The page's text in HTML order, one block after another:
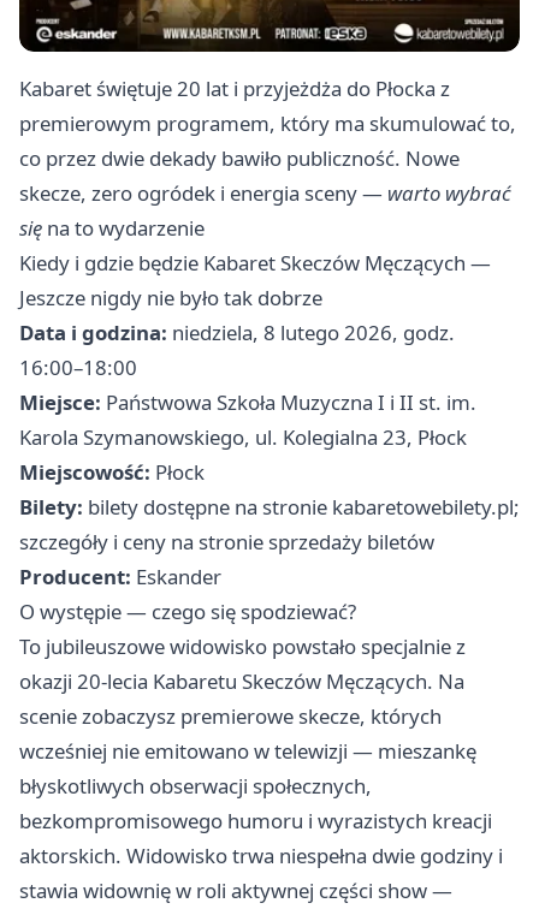
Kabaret świętuje 20 lat i przyjeżdża do Płocka z
premierowym programem, który ma skumulować to,
co przez dwie dekady bawiło publiczność. Nowe
skecze, zero ogródek i energia sceny — warto wybrać
się na to wydarzenie
Kiedy i gdzie będzie Kabaret Skeczów Męczących —
Jeszcze nigdy nie było tak dobrze
Data i godzina: niedziela, 8 lutego 2026, godz.
16:00–18:00
Miejsce: Państwowa Szkoła Muzyczna I i II st. im.
Karola Szymanowskiego, ul. Kolegialna 23, Płock
Miejscowość: Płock
Bilety: bilety dostępne na stronie kabaretowebilety.pl;
szczegóły i ceny na stronie sprzedaży biletów
Producent: Eskander
O występie — czego się spodziewać?
To jubileuszowe widowisko powstało specjalnie z
okazji 20-lecia Kabaretu Skeczów Męczących. Na
scenie zobaczysz premierowe skecze, których
wcześniej nie emitowano w telewizji — mieszankę
błyskotliwych obserwacji społecznych,
bezkompromisowego humoru i wyrazistych kreacji
aktorskich. Widowisko trwa niespełna dwie godziny i
stawia widownię w roli aktywnej części show —